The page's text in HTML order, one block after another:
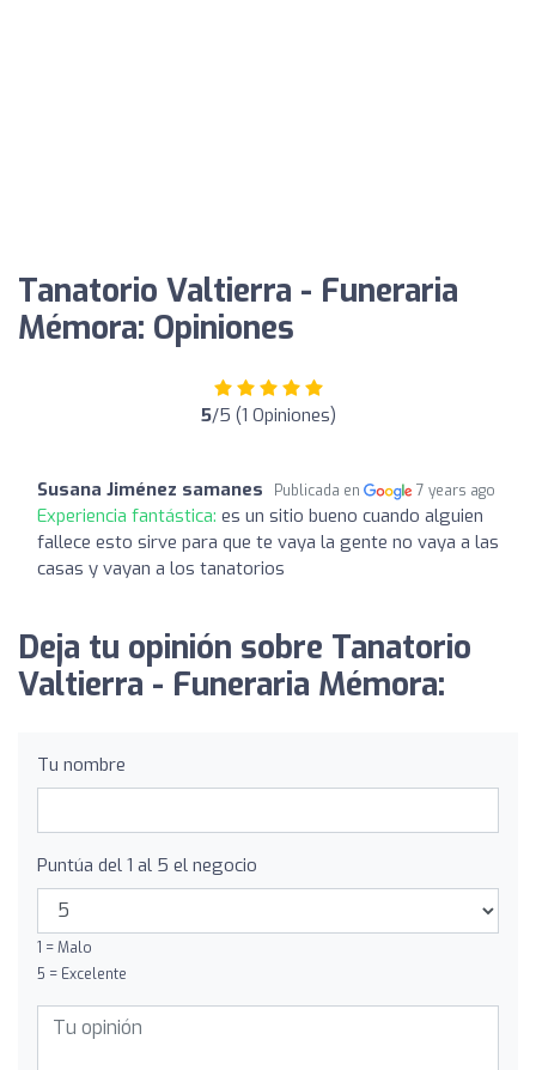
Tanatorio Valtierra - Funeraria
Mémora: Opiniones
5/5 (1 Opiniones)
Susana Jiménez samanes Publicada en 7 years ago
Experiencia fantástica: es un sitio bueno cuando alguien
fallece esto sirve para que te vaya la gente no vaya a las
casas y vayan a los tanatorios
Deja tu opinión sobre Tanatorio
Valtierra - Funeraria Mémora:
Tu nombre
Puntúa del 1 al 5 el negocio
1 = Malo
5 = Excelente